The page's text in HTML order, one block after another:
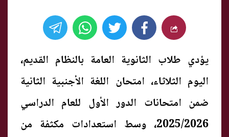
يؤدي طلاب الثانوية العامة بالنظام القديم،
اليوم الثلاثاء، امتحان اللغة الأجنبية الثانية
ضمن امتحانات الدور الأول للعام الدراسي
2025/2026، وسط استعدادات مكثفة من